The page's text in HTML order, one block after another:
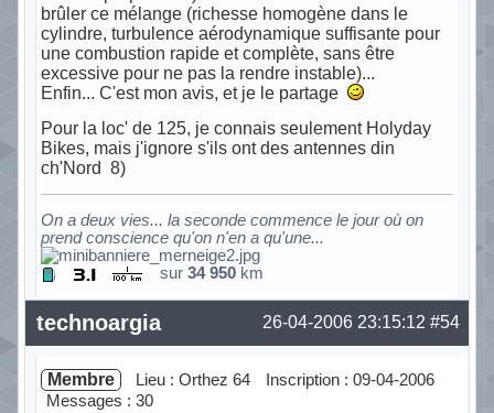
brûler ce mélange (richesse homogène dans le
cylindre, turbulence aérodynamique suffisante pour
une combustion rapide et complète, sans être
excessive pour ne pas la rendre instable)...
Enfin... C'est mon avis, et je le partage
Pour la loc' de 125, je connais seulement Holyday
Bikes, mais j'ignore s'ils ont des antennes din
ch'Nord 8)
On a deux vies... la seconde commence le jour où on
prend conscience qu'on n'en a qu'une...
sur 34 950 km
Hors ligne #54
26-04-2006 23:15:12
technoargia
Membre Lieu : Orthez 64
Inscription : 09-04-2006
Messages : 30